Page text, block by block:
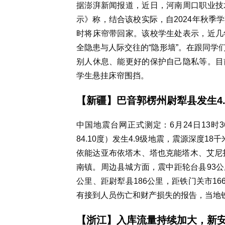
据澎湃新闻报道，近日，河南周口职业
示》称，结合该校实际，自2024年秋季
时将床帘带回家。该校学生处表示，近
全隐患与人际交往的“隐形墙”。在跟同
别人休息、能更好的保护自己隐私等。
学生悬挂床帘围挡。
【新疆】 巴音郭楞州尉犁县发生
中国地震台网正式测定：6月24日13时
84.10度）发生4.9级地震，震源深度18
依能达亚布依塔木、塔也克能塔木、艾
南镇。周边县城方面，震中距轮台县93
公里、距尉犁县186公里，距铁门关市
有接到人员伤亡和财产损失的报告，当地
【浙江】 入库流量持续加大，新